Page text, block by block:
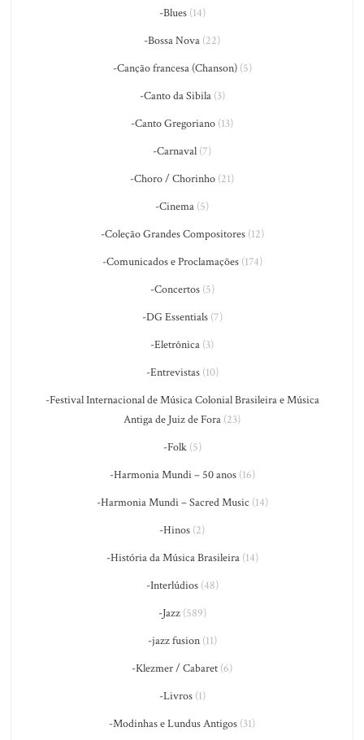
-Blues(14)
-Bossa Nova (22)
-Canção francesa (Chanson)(5)
-Canto da Sibila(3)
-Canto Gregoriano (13)
-Carnaval (7)
-Choro / Chorinho (21)
-Cinema (5)
-Coleção Grandes Compositores(12)
-Comunicados e Proclamações(174)
-Concertos(5)
-DG Essentials(7)
-Eletrônica (3)
-Entrevistas(10)
-Festival Internacional de Música Colonial Brasileira e Música
Antiga de Juiz de Fora (23)
-Folk(5)
-Harmonia Mundi – 50 anos(16)
-Harmonia Mundi – Sacred Music (14)
-Hinos (2)
-História da Música Brasileira(14)
-Interlúdios(48)
-Jazz(589)
-jazz fusion(11)
-Klezmer / Cabaret (6)
-Livros(1)
-Modinhas e Lundus Antigos (31)